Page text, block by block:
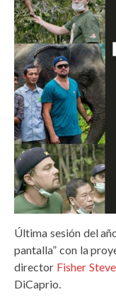
Última sesión del
pantalla” con la
director Fisher
DiCaprio.